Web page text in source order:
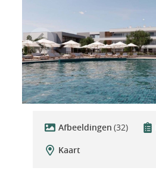
Afbeeldingen (32)
Kaart